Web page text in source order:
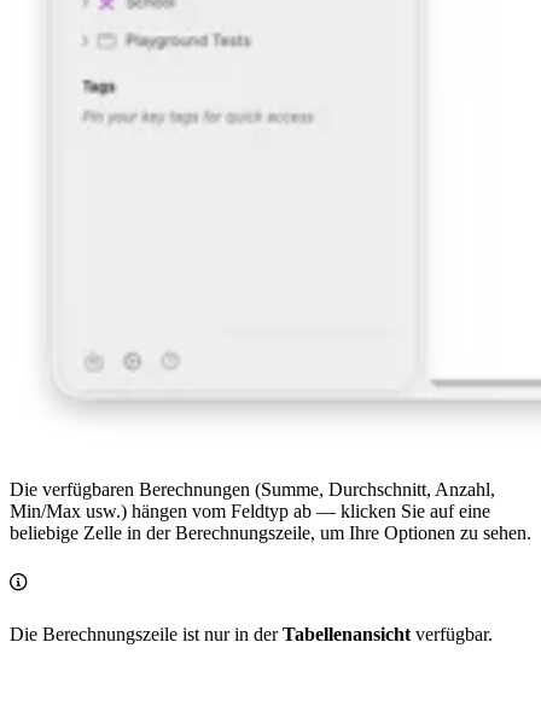
Die verfügbaren Berechnungen (Summe, Durchschnitt, Anzahl,
Min/Max usw.) hängen vom Feldtyp ab — klicken Sie auf eine
beliebige Zelle in der Berechnungszeile, um Ihre Optionen zu sehen.
Die Berechnungszeile ist nur in derTabellenansichtverfügbar.